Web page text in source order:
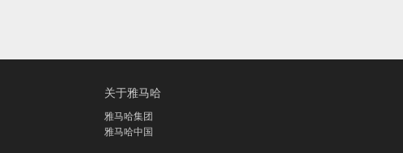
关于雅马哈
雅马哈集团
雅马哈中国